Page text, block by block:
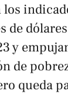
los
de
y
de
queda